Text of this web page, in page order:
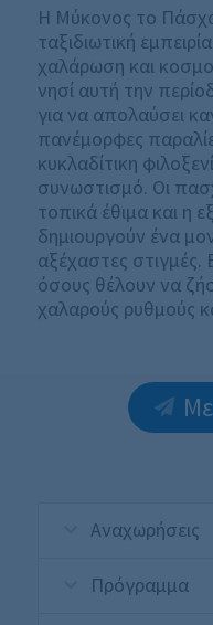
Η Μύκονος το
ταξιδιωτική
χαλάρωση και
νησί αυτή την
για να απολαύσει
πανέμορφες
κυκλαδίτικη
συνωστισμό. Οι
τοπικά έθιμα και η
δημιουργούν ένα
αξέχαστες στιγμές.
όσους θέλουν να
χαλαρούς ρυθμούς
Αναχωρήσεις
Πρόγραμμα